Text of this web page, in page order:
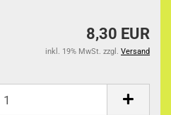
8,30 EUR
inkl. 19% MwSt. zzgl. Versand